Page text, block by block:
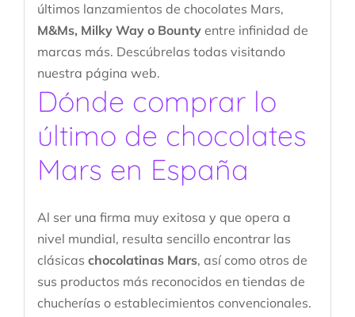
últimos lanzamientos de chocolates Mars,
M&Ms, Milky Way o Bountyentre infinidad de
marcas más. Descúbrelas todas visitando
nuestra página web.
Dónde comprar lo
último de chocolates
Mars en España
Al ser una firma muy exitosa y que opera a
nivel mundial, resulta sencillo encontrar las
clásicas chocolatinas Mars, así como otros de
sus productos más reconocidos en tiendas de
chucherías o establecimientos convencionales.